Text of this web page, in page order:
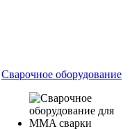
Сварочное оборудование